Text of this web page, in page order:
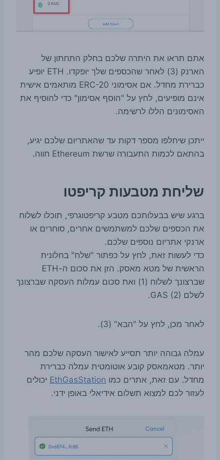
אתם תראו את היתרה שלכם בחלק התחתון של
הארנק (3) לאחר שהכספים שלך יופקדו. ETH יופיע
כברירת מחדל. אם אסימוני ERC-20 מותאמים אישית
אינם מופיעים, לחץ על "הוסף אסימון" כדי להוסיף את
האסימונים הללו לרשימה.
ייתכן שיחלפו מספר דקות עד שהאתריום שלכם יגיע,
בהתאם לכמות התעבורה שרשת Ethereum חווה.
שליחת מטבעות קריפטו
ברגע שיש בבעלותכם מטבע קריפטוגרפי, תוכלו לשלוח
את הכספים שלכם למשתמשים אחרים, סוחרים או
ארנקי אתריום נוספים שלכם.
כדי לעשות זאת, לחץ על כפתור "שלח" בחלונית
הראשית של מטא מאסק. הזן את סכום ה-ETH
שברצונך לשלוח (1) ואת סכום עמלות העסקה שברצונך
לשלם GAS (2).
לאחר מכן, לחץ על "הבא" (3).
עמלה גבוהה יותר תסייע לאישור העסקה שלכם מהר
יותר. מטאמאסק קובע אוטומטית עמלה כברירת
מחדל. עם זאת, אתרים כמו EthGasStation יכולים
לעזור לכם למצוא תשלום אידיאלי באופן ידני.